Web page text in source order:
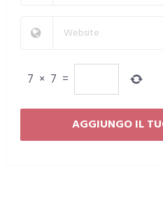
7 × 7 =